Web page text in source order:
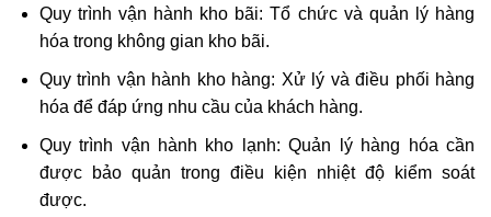
Quy trình vận hành kho bãi: Tổ chức và quản lý hàng
hóa trong không gian kho bãi.
Quy trình vận hành kho hàng: Xử lý và điều phối hàng
hóa để đáp ứng nhu cầu của khách hàng.
Quy trình vận hành kho lạnh: Quản lý hàng hóa cần
được bảo quản trong điều kiện nhiệt độ kiểm soát
được.